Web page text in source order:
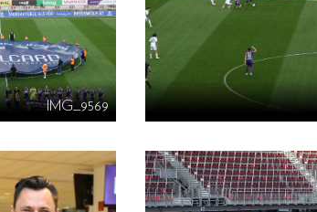
IMG_9569